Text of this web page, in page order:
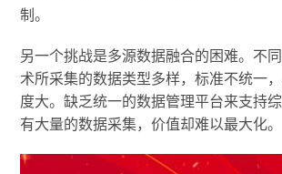
制。
另一个挑战是多源数据融合的困难。不
术所采集的数据类型多样，标准不统一
度大。缺乏统一的数据管理平台来支持
有大量的数据采集，价值却难以最大化。